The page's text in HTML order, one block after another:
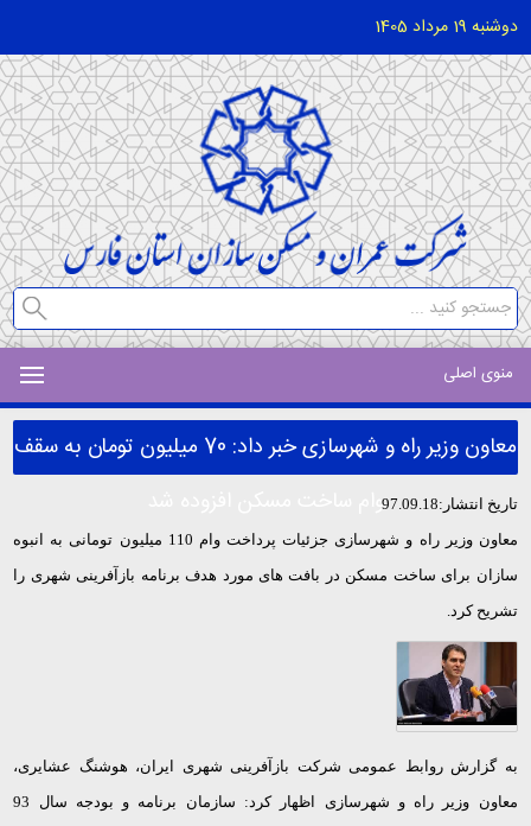
دوشنبه 19 مرداد 1405
منوی اصلی
معاون وزیر راه و شهرسازی خبر داد: 70 میلیون تومان به سقف
وام ساخت مسکن افزوده شد
تاریخ انتشار:97.09.18
معاون وزیر راه و شهرسازی جزئیات پرداخت وام 110 میلیون تومانی به انبوه
سازان برای ساخت مسکن در بافت های مورد هدف برنامه بازآفرینی شهری را
تشریح کرد.
به گزارش روابط عمومی شرکت بازآفرینی شهری ایران، هوشنگ عشایری،
معاون وزیر راه و شهرسازی اظهار کرد: سازمان برنامه و بودجه سال 93